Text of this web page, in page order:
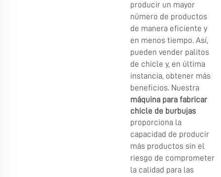
producir un mayor
número de productos
de manera eficiente y
en menos tiempo. Así,
pueden vender palitos
de chicle y, en última
instancia, obtener más
beneficios. Nuestra
máquina para fabricar
chicle de burbujas
proporciona la
capacidad de producir
más productos sin el
riesgo de comprometer
la calidad para las